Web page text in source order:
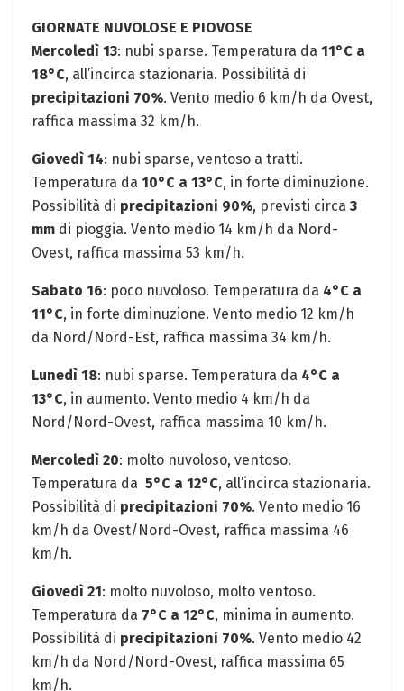
GIORNATE ⁤NUVOLOSE E PIOVOSE
Mercoledì 13: nubi sparse.⁤ Temperatura da 11°C a
18°C,​ all’incirca stazionaria. Possibilità di
precipitazioni 70%.⁣ Vento medio ⁣6 km/h da Ovest,
raffica massima 32 ⁣km/h.
Giovedì⁣ 14: nubi sparse, ventoso a ⁣tratti.‍
Temperatura da 10°C ‌a 13°C,​ in forte‌ diminuzione.
Possibilità di precipitazioni 90%, previsti circa 3
mm di pioggia. Vento medio 14 km/h da Nord-
Ovest, raffica massima 53 km/h.
Sabato 16:​ poco nuvoloso. Temperatura da 4°C a
11°C, in forte diminuzione. Vento ⁢medio 12⁢ km/h⁤
da Nord/Nord-Est,⁤ raffica massima 34 km/h. ‍
Lunedì 18: nubi sparse. Temperatura da 4°C a
13°C, in aumento. Vento medio 4 ‌km/h da
Nord/Nord-Ovest, ⁤raffica massima 10 km/h.
Mercoledì 20: molto nuvoloso,⁢ ventoso.
Temperatura da ‌ 5°C⁤ a 12°C, ⁣all’incirca stazionaria.
Possibilità di precipitazioni 70%. Vento ​medio 16
km/h da Ovest/Nord-Ovest, raffica massima 46
km/h.
Giovedì 21: molto nuvoloso, molto ventoso.
Temperatura da 7°C ⁢a 12°C, minima⁤ in‌ aumento.
Possibilità di precipitazioni 70%. Vento medio 42 ​
km/h da Nord/Nord-Ovest, raffica massima 65
km/h.